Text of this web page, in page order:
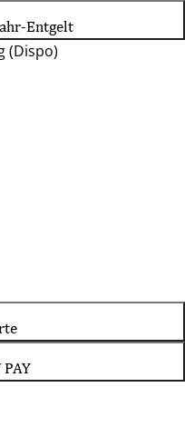
Entgelt
(Dispo)